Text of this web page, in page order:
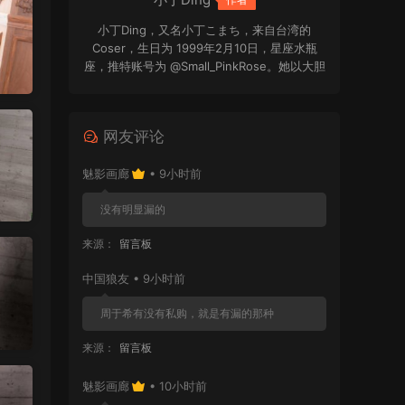
小丁Ding，又名小丁こまち，来自台湾的
Coser，生日为 1999年2月10日，星座水瓶
座，推特账号为 @Small_PinkRose。她以大胆
网友评论
魅影画廊 • 9小时前
没有明显漏的
来源： 留言板
中国狼友 • 9小时前
周于希有没有私购，就是有漏的那种
来源： 留言板
魅影画廊 • 10小时前